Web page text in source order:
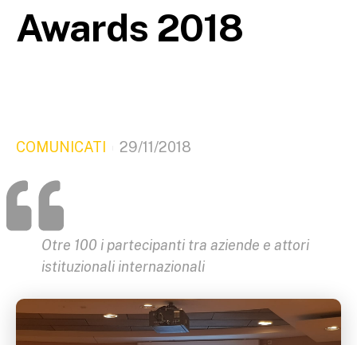
Awards 2018
COMUNICATI 29/11/2018
Otre 100 i partecipanti tra aziende e attori
istituzionali internazionali